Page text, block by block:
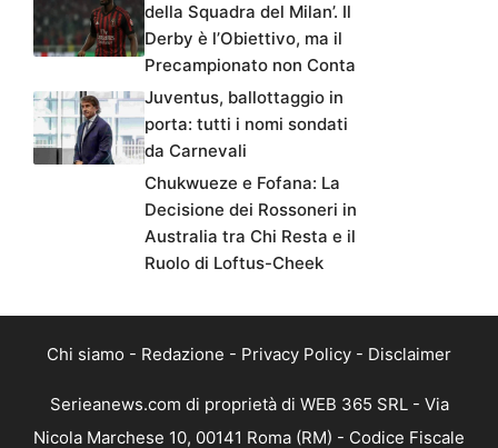
della Squadra del Milan’. Il
Derby è l’Obiettivo, ma il
Precampionato non Conta
Juventus, ballottaggio in
porta: tutti i nomi sondati
da Carnevali
Chukwueze e Fofana: La
Decisione dei Rossoneri in
Australia tra Chi Resta e il
Ruolo di Loftus-Cheek
Chi siamo - Redazione - Privacy Policy - Disclaimer
Serieanews.com di proprietà di WEB 365 SRL - Via
Nicola Marchese 10, 00141 Roma (RM) - Codice Fiscale